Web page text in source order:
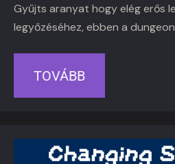
Gyűjts aranyat hogy elég erős
legyőzéséhez, ebben a
TOVÁBB